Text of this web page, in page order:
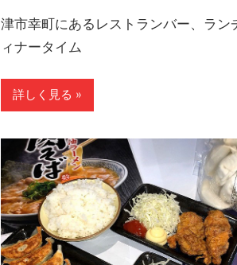
津市幸町にあるレストランバー、ラン
ィナータイム
詳しく見る